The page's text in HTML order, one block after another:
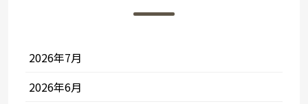
2026年7月
2026年6月